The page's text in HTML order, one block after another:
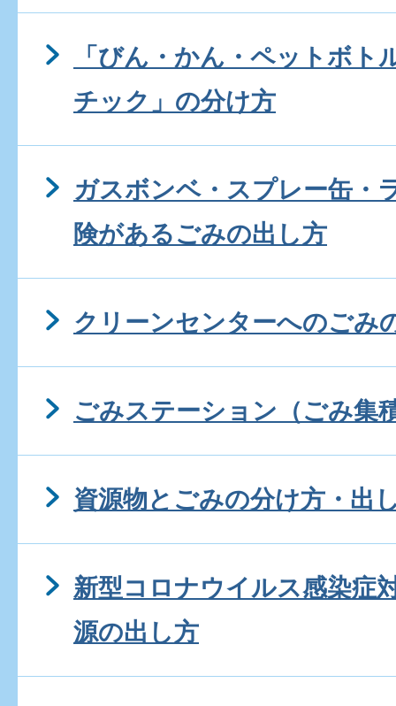
「びん・かん・ペットボト
チック」の分け方
ガスボンベ・スプレー缶・
険があるごみの出し方
クリーンセンターへのごみ
ごみステーション（ごみ集
資源物とごみの分け方・出
新型コロナウイルス感染症
源の出し方